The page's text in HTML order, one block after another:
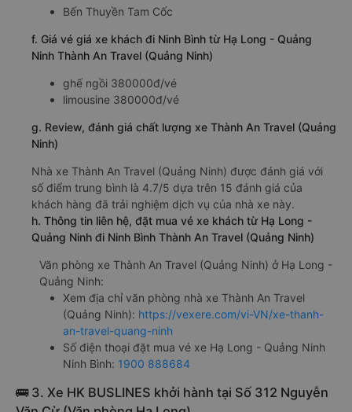
Bến Thuyền Tam Cốc
f. Giá vé giá xe khách đi Ninh Bình từ Hạ Long - Quảng
Ninh Thành An Travel (Quảng Ninh)
ghế ngồi 380000đ/vé
limousine 380000đ/vé
g. Review, đánh giá chất lượng xe Thành An Travel (Quảng
Ninh)
Nhà xe Thành An Travel (Quảng Ninh) được đánh giá với
số điểm trung bình là 4.7/5 dựa trên 15 đánh giá của
khách hàng đã trải nghiệm dịch vụ của nhà xe này.
h. Thông tin liên hệ, đặt mua vé xe khách từ Hạ Long -
Quảng Ninh đi Ninh Bình Thành An Travel (Quảng Ninh)
Văn phòng xe Thành An Travel (Quảng Ninh) ở Hạ Long -
Quảng Ninh:
Xem địa chỉ văn phòng nhà xe Thành An Travel
(Quảng Ninh): https://vexere.com/vi-VN/xe-thanh-
an-travel-quang-ninh
Số điện thoại đặt mua vé xe Hạ Long - Quảng Ninh
Ninh Bình: 1900 888684
🚌 3. Xe HK BUSLINES khởi hành tại Số 312 Nguyễn